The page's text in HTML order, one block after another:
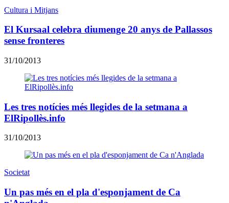
Cultura i Mitjans
El Kursaal celebra diumenge 20 anys de Pallassos
sense fronteres
31/10/2013
Les tres notícies més llegides de la setmana a
ElRipollès.info
31/10/2013
Societat
Un pas més en el pla d'esponjament de Ca